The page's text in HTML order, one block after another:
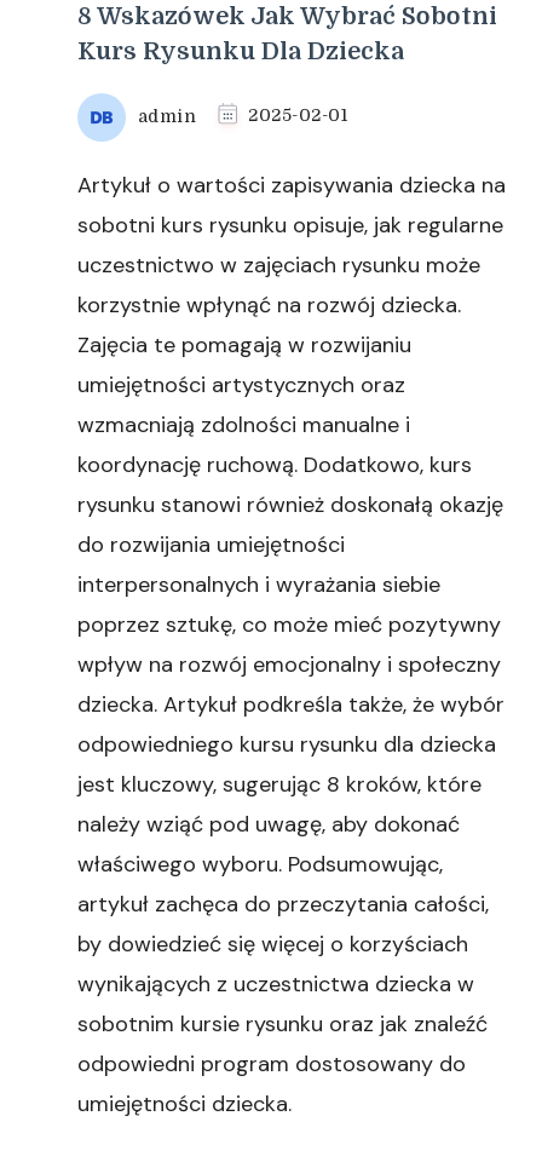
8 Wskazówek Jak Wybrać Sobotni
Kurs Rysunku Dla Dziecka
admin 2025-02-01
Artykuł o wartości zapisywania dziecka na
sobotni kurs rysunku opisuje, jak regularne
uczestnictwo w zajęciach rysunku może
korzystnie wpłynąć na rozwój dziecka.
Zajęcia te pomagają w rozwijaniu
umiejętności artystycznych oraz
wzmacniają zdolności manualne i
koordynację ruchową. Dodatkowo, kurs
rysunku stanowi również doskonałą okazję
do rozwijania umiejętności
interpersonalnych i wyrażania siebie
poprzez sztukę, co może mieć pozytywny
wpływ na rozwój emocjonalny i społeczny
dziecka. Artykuł podkreśla także, że wybór
odpowiedniego kursu rysunku dla dziecka
jest kluczowy, sugerując 8 kroków, które
należy wziąć pod uwagę, aby dokonać
właściwego wyboru. Podsumowując,
artykuł zachęca do przeczytania całości,
by dowiedzieć się więcej o korzyściach
wynikających z uczestnictwa dziecka w
sobotnim kursie rysunku oraz jak znaleźć
odpowiedni program dostosowany do
umiejętności dziecka.